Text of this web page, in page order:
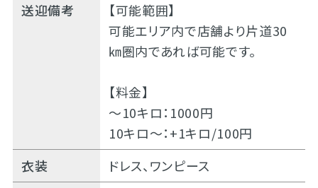
送迎備考
【可能範囲】
可能エリア内で店舗より片道30
㎞圏内であれば可能です。
【料金】
～10キロ：1000円
10キロ～：+1キロ/100円
衣装
ドレス、ワンピース